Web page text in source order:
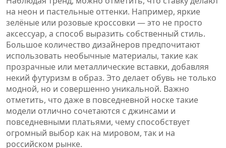
на неон и пастельные оттенки. Например, яркие
зелёные или розовые кроссовки — это не просто
аксессуар, а способ выразить собственный стиль.
Большое количество дизайнеров предпочитают
использовать необычные материалы, такие как
прозрачные или металлические вставки, добавляя
некий футуризм в образ. Это делает обувь не только
модной, но и совершенно уникальной. Важно
отметить, что даже в повседневной носке такие
модели отлично сочетаются с джинсами и
повседневными платьями, чему способствует
огромный выбор как на мировом, так и на
российском рынке.